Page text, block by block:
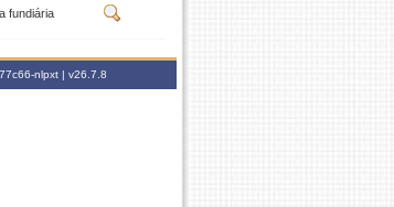
fundiária
nlpxt | v26.7.8